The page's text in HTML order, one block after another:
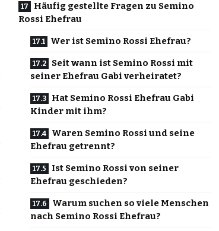
Häufig gestellte Fragen zu Semino
Rossi Ehefrau
Wer ist Semino Rossi Ehefrau?
Seit wann ist Semino Rossi mit
seiner Ehefrau Gabi verheiratet?
Hat Semino Rossi Ehefrau Gabi
Kinder mit ihm?
Waren Semino Rossi und seine
Ehefrau getrennt?
Ist Semino Rossi von seiner
Ehefrau geschieden?
Warum suchen so viele Menschen
nach Semino Rossi Ehefrau?